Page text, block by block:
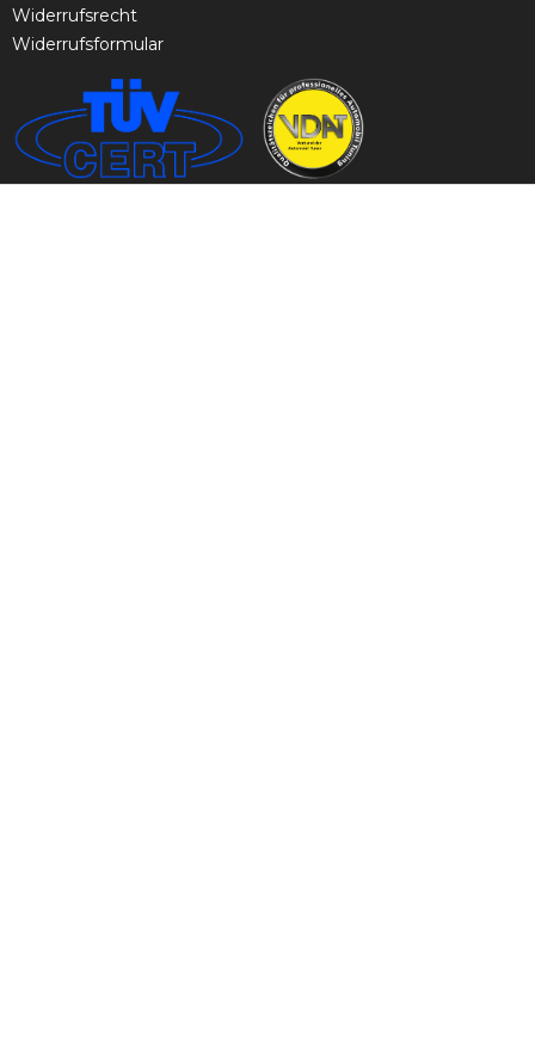
Widerrufsrecht
Widerrufsformular